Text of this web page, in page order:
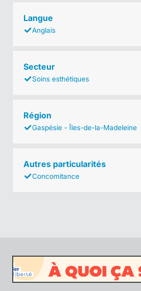
Langue
Anglais
Secteur
Soins esthétiques
Région
Gaspésie - Îles-de-la-Madeleine
Autres particularités
Concomitance